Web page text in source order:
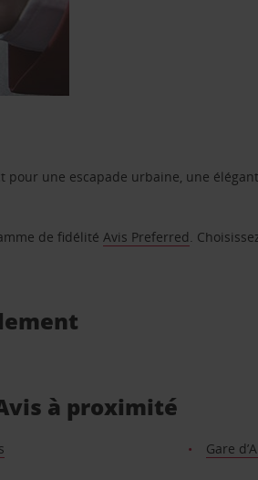
pour une escapade urbaine, une
de fidélitéAvis Preferred.
à proximité
Gare